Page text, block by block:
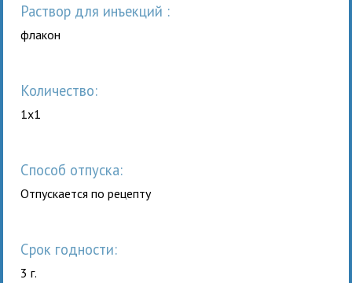
раствор для инъекций :
флакон
Количество:
1x1
Способ отпуска:
Отпускается по рецепту
Срок годности:
3 г.